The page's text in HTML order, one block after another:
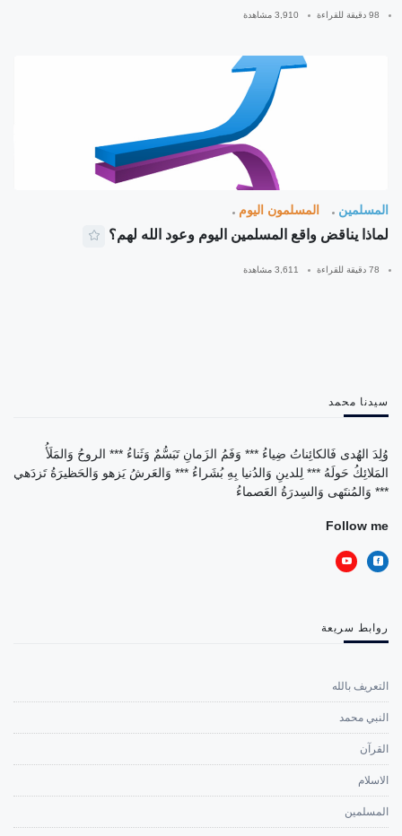
98 دقيقة للقراءة 3,910 مشاهدة
المسلمين المسلمون اليوم
لماذا يناقض واقع المسلمين اليوم وعود الله لهم؟
78 دقيقة للقراءة 3,611 مشاهدة
سيدنا محمد
وُلِدَ الهُدى فَالكائِناتُ ضِياءُ *** وَفَمُ الزَمانِ تَبَسُّمٌ وَثَناءُ *** الروحُ وَالمَلَأُ
المَلائِكُ حَولَهُ *** لِلدينِ وَالدُنيا بِهِ بُشَراءُ *** وَالعَرشُ يَزهو وَالحَظيرَةُ تَزدَهي
*** وَالمُنتَهى وَالسِدرَةُ العَصماءُ
Follow me
روابط سريعة
التعريف بالله
النبي محمد
القرآن
الاسلام
المسلمين